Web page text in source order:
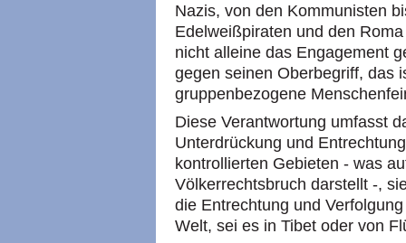
Nazis, von den Kommunisten
Edelweißpiraten und den
nicht alleine das Engagement
gegen seinen Oberbegriff, das
gruppenbezogene
Diese Verantwortung umfasst
Unterdrückung und
kontrollierten Gebieten - was
Völkerrechtsbruch darstellt -,
die Entrechtung und
Welt, sei es in Tibet oder von